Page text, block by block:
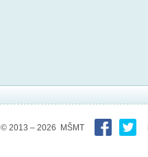
© 2013 – 2026 MŠMT